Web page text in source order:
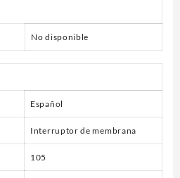
No disponible
Español
Interruptor de membrana
105